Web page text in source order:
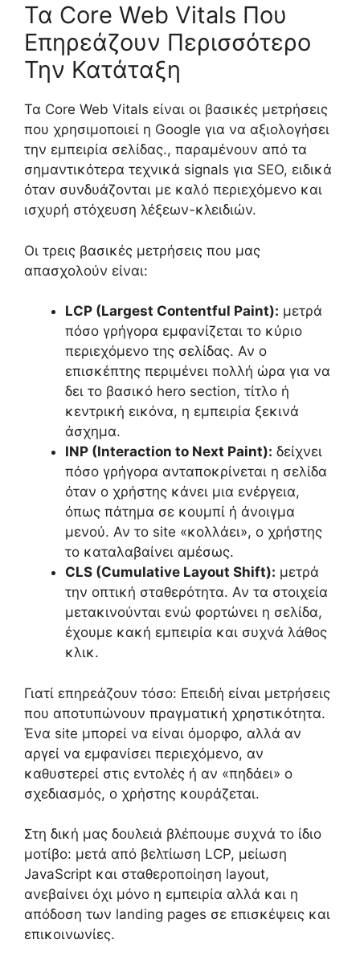
Τα Core Web Vitals Που
Επηρεάζουν Περισσότερο
Την Κατάταξη
Τα Core Web Vitals είναι οι βασικές μετρήσεις
που χρησιμοποιεί η Google για να αξιολογήσει
την εμπειρία σελίδας., παραμένουν από τα
σημαντικότερα τεχνικά signals για SEO, ειδικά
όταν συνδυάζονται με καλό περιεχόμενο και
ισχυρή στόχευση λέξεων-κλειδιών.
Οι τρεις βασικές μετρήσεις που μας
απασχολούν είναι:
LCP (Largest Contentful Paint): μετρά
πόσο γρήγορα εμφανίζεται το κύριο
περιεχόμενο της σελίδας. Αν ο
επισκέπτης περιμένει πολλή ώρα για να
δει το βασικό hero section, τίτλο ή
κεντρική εικόνα, η εμπειρία ξεκινά
άσχημα.
INP (Interaction to Next Paint): δείχνει
πόσο γρήγορα ανταποκρίνεται η σελίδα
όταν ο χρήστης κάνει μια ενέργεια,
όπως πάτημα σε κουμπί ή άνοιγμα
μενού. Αν το site «κολλάει», ο χρήστης
το καταλαβαίνει αμέσως.
CLS (Cumulative Layout Shift): μετρά
την οπτική σταθερότητα. Αν τα στοιχεία
μετακινούνται ενώ φορτώνει η σελίδα,
έχουμε κακή εμπειρία και συχνά λάθος
κλικ.
Γιατί επηρεάζουν τόσο: Επειδή είναι μετρήσεις
που αποτυπώνουν πραγματική χρηστικότητα.
Ένα site μπορεί να είναι όμορφο, αλλά αν
αργεί να εμφανίσει περιεχόμενο, αν
καθυστερεί στις εντολές ή αν «πηδάει» ο
σχεδιασμός, ο χρήστης κουράζεται.
Στη δική μας δουλειά βλέπουμε συχνά το ίδιο
μοτίβο: μετά από βελτίωση LCP, μείωση
JavaScript και σταθεροποίηση layout,
ανεβαίνει όχι μόνο η εμπειρία αλλά και η
απόδοση των landing pages σε επισκέψεις και
επικοινωνίες.